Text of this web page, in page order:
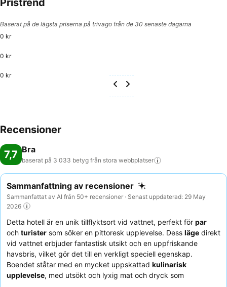
Pristrend
Baserat på de lägsta priserna på trivago från de 30 senaste dagarna
0 kr
0 kr
0 kr
Recensioner
7,7 Bra
baserat på 3 033 betyg från stora webbplatser
Sammanfattning av recensioner
Sammanfattat av AI från 50+ recensioner · Senast uppdaterad: 29 May
2026
Detta hotell är en unik tillflyktsort vid vattnet, perfekt för par
och turister som söker en pittoresk upplevelse. Dess läge direkt
vid vattnet erbjuder fantastisk utsikt och en uppfriskande
havsbris, vilket gör det till en verkligt speciell egenskap.
Boendet ståtar med en mycket uppskattad kulinarisk
upplevelse, med utsökt och lyxig mat och dryck som